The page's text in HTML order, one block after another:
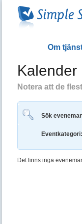
Om
Kalender
Notera att de
Sök
Eventkategori:
Det finns inga